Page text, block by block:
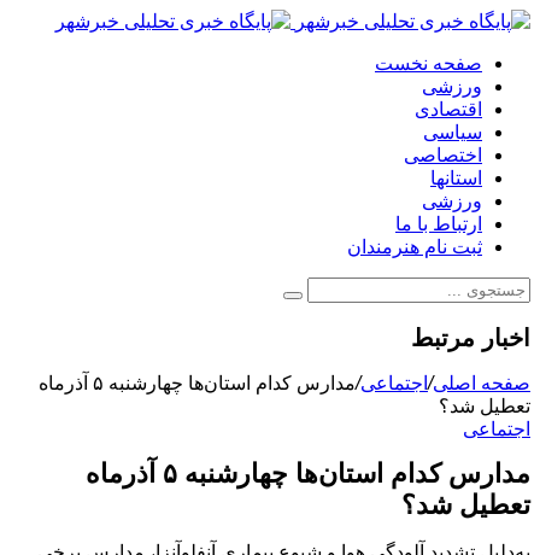
صفحه نخست
ورزشی
اقتصادی
سیاسی
اختصاصی
استانها
ورزشی
ارتباط با ما
ثبت نام هنرمندان
اخبار مرتبط
صفحه اصلی/اجتماعی/
مدارس کدام استان‌ها ‌چهارشنبه ۵ آذرماه
تعطیل شد؟
اجتماعی
مدارس کدام استان‌ها ‌چهارشنبه ۵ آذرماه
تعطیل شد؟